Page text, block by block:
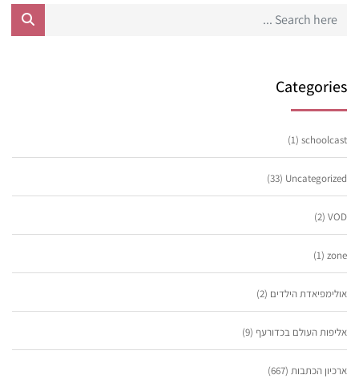
Categories
schoolcast
(1)
Uncategorized
(33)
VOD
(2)
zone
(1)
אולימפיאדת הילדים (2)
אליפות העולם בכדורעף (9)
ארכיון הכתבות (667)